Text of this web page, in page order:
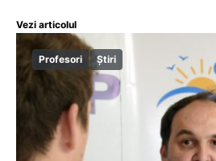
Vezi articolul
Profesori Știri